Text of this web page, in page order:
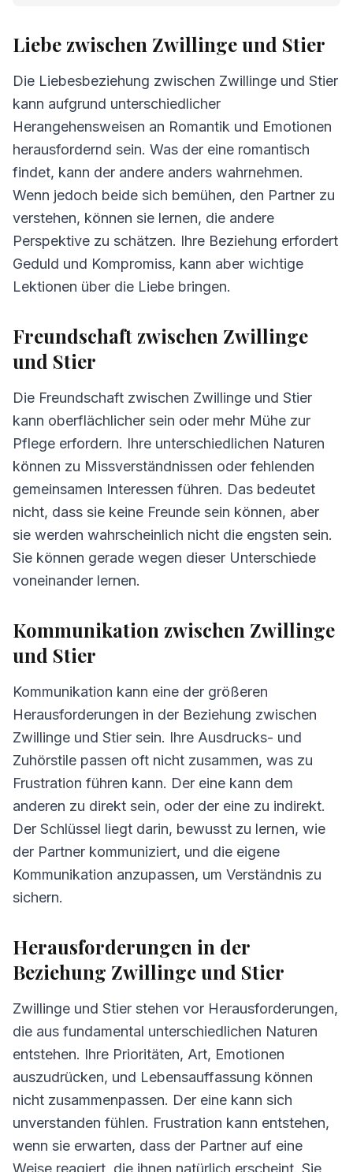
Stier
4. Herausforderungen in der Beziehung
Zwillinge und Stier
5.
Tipps für Zwillinge und Stier
6.
Häufig gestellte Fragen zur Kompatibilität
Liebe zwischen Zwillinge und Stier
Die Liebesbeziehung zwischen Zwillinge und Stier
kann aufgrund unterschiedlicher
Herangehensweisen an Romantik und Emotionen
herausfordernd sein. Was der eine romantisch
findet, kann der andere anders wahrnehmen.
Wenn jedoch beide sich bemühen, den Partner zu
verstehen, können sie lernen, die andere
Perspektive zu schätzen. Ihre Beziehung erfordert
Geduld und Kompromiss, kann aber wichtige
Lektionen über die Liebe bringen.
Freundschaft zwischen Zwillinge
und Stier
Die Freundschaft zwischen Zwillinge und Stier
kann oberflächlicher sein oder mehr Mühe zur
Pflege erfordern. Ihre unterschiedlichen Naturen
können zu Missverständnissen oder fehlenden
gemeinsamen Interessen führen. Das bedeutet
nicht, dass sie keine Freunde sein können, aber
sie werden wahrscheinlich nicht die engsten sein.
Sie können gerade wegen dieser Unterschiede
voneinander lernen.
Kommunikation zwischen Zwillinge
und Stier
Kommunikation kann eine der größeren
Herausforderungen in der Beziehung zwischen
Zwillinge und Stier sein. Ihre Ausdrucks- und
Zuhörstile passen oft nicht zusammen, was zu
Frustration führen kann. Der eine kann dem
anderen zu direkt sein, oder der eine zu indirekt.
Der Schlüssel liegt darin, bewusst zu lernen, wie
der Partner kommuniziert, und die eigene
Kommunikation anzupassen, um Verständnis zu
sichern.
Herausforderungen in der
Beziehung Zwillinge und Stier
Zwillinge und Stier stehen vor Herausforderungen,
die aus fundamental unterschiedlichen Naturen
entstehen. Ihre Prioritäten, Art, Emotionen
auszudrücken, und Lebensauffassung können
nicht zusammenpassen. Der eine kann sich
unverstanden fühlen. Frustration kann entstehen,
wenn sie erwarten, dass der Partner auf eine
Weise reagiert, die ihnen natürlich erscheint. Sie